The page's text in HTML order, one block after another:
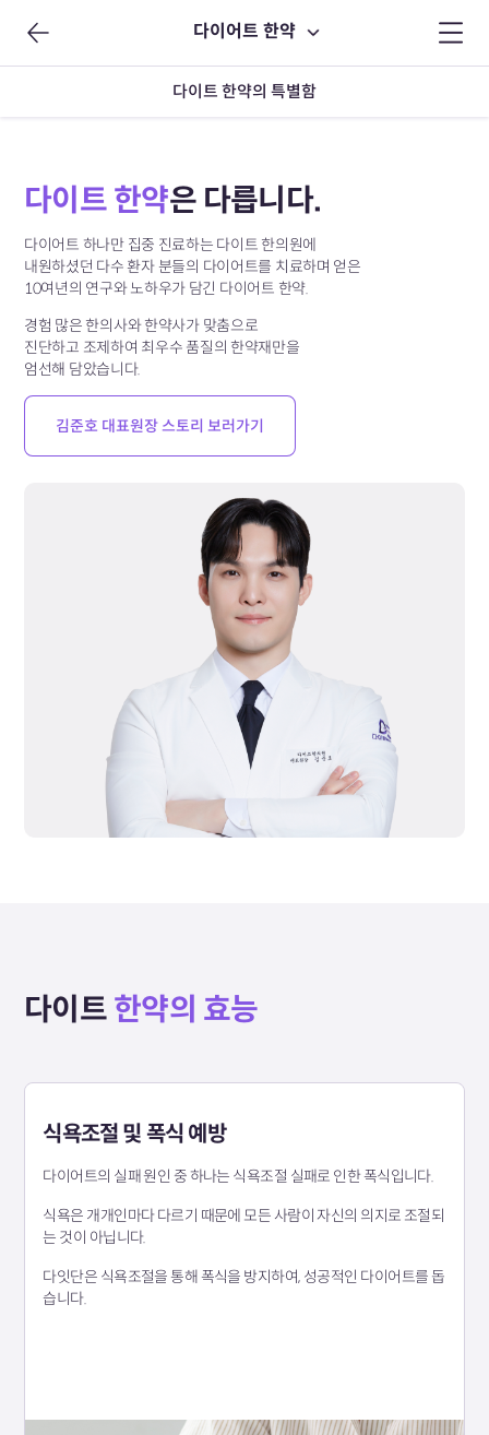
다이어트 한약
다이트 한약의 특별함
다이트 한약은 다릅니다.
다이어트 하나만 집중 진료하는 다이트 한의원에
내원하셨던 다수 환자 분들의 다이어트를 치료하며 얻은
10여년의 연구와 노하우가 담긴 다이어트 한약.
경험 많은 한의사와 한약사가 맞춤으로
진단하고 조제하여 최우수 품질의 한약재만을
엄선해 담았습니다.
김준호 대표원장 스토리 보러가기
다이트 한약의 효능
식욕조절 및 폭식 예방
다이어트의 실패 원인 중 하나는 식욕조절 실패로 인한 폭식입니다.
식욕은 개개인마다 다르기 때문에 모든 사람이 자신의 의지로 조절되
는 것이 아닙니다.
다잇단은 식욕조절을 통해 폭식을 방지하여, 성공적인 다이어트를 돕
습니다.